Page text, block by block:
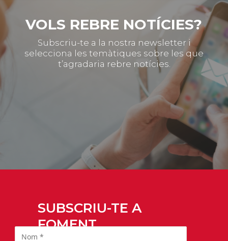
VOLS REBRE NOTÍCIES?
Subscriu-te a la nostra newsletter i
selecciona les temàtiques sobre les que
t’agradaria rebre notícies.
SUBSCRIU-TE A
FOMENT